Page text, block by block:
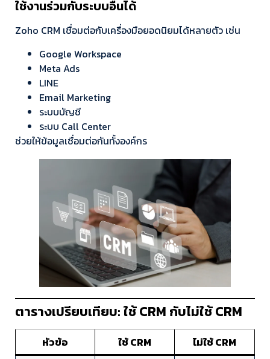
ใช้งานร่วมกับระบบอื่นได้
Zoho CRM เชื่อมต่อกับเครื่องมือยอดนิยมได้หลายตัว เช่น
Google Workspace
Meta Ads
LINE
Email Marketing
ระบบบัญชี
ระบบ Call Center
ช่วยให้ข้อมูลเชื่อมต่อกันทั้งองค์กร
ตารางเปรียบเทียบ: ใช้ CRM กับไม่ใช้ CRM
หัวข้อ ใช้ CRM
ไม่ใช้ CRM